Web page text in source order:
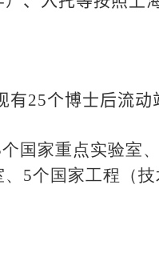
有25个博士后流动
个国家重点实验室、
5个国家工程（